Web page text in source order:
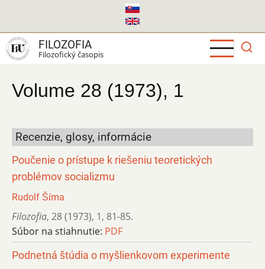
hlavný
obsah
FILOZOFIA
Filozofický časopis
Volume 28 (1973), 1
Recenzie, glosy, informácie
Poučenie o prístupe k riešeniu teoretických
problémov socializmu
Rudolf Šíma
Filozofia, 28 (1973), 1, 81-85.
Súbor na stiahnutie: PDF
Podnetná štúdia o myšlienkovom experimente